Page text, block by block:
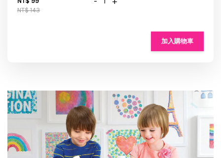
NT$ 143
加入購物車